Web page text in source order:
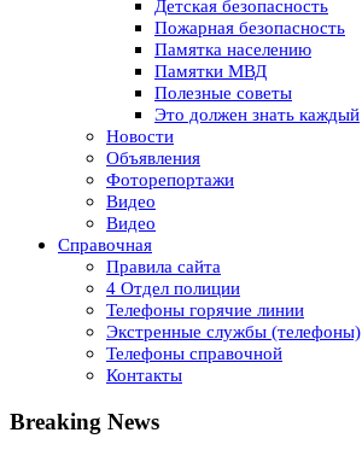
Детская безопасность
Пожарная безопасность
Памятка населению
Памятки МВД
Полезные советы
Это должен знать каждый
Новости
Объявления
Фоторепортажи
Видео
Видео
Справочная
Правила сайта
4 Отдел полиции
Телефоны горячие линии
Экстренные службы (телефоны)
Телефоны справочной
Контакты
Breaking News